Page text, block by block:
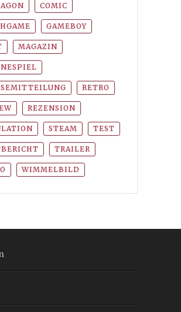
COMIC
GAMEBOY
MAGAZIN
RETRO
REZENSION
STEAM TEST
TRAILER
WIMMELBILD